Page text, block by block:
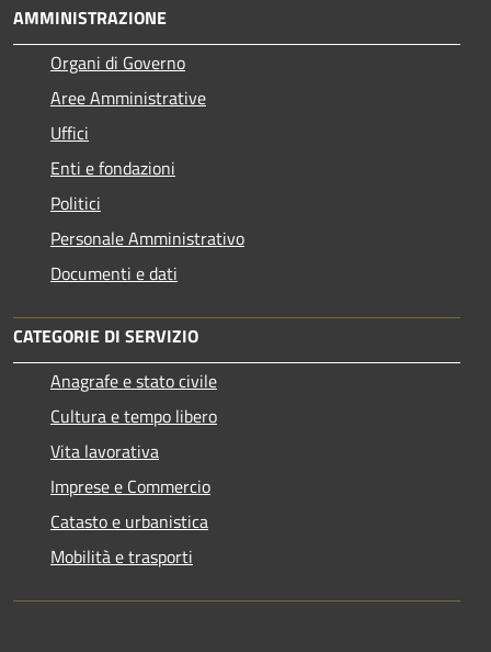
AMMINISTRAZIONE
Organi di Governo
Aree Amministrative
Uffici
Enti e fondazioni
Politici
Personale Amministrativo
Documenti e dati
CATEGORIE DI SERVIZIO
Anagrafe e stato civile
Cultura e tempo libero
Vita lavorativa
Imprese e Commercio
Catasto e urbanistica
Mobilità e trasporti